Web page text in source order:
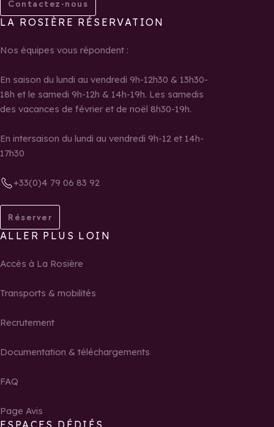
Contactez-nous
LA ROSIÈRE RÉSERVATION
Nos équipes vous répondent :
En saison du lundi au vendredi 9h-12h30 & 13h30-
18h et le samedi 9h-12h & 14h-19h. Les samedis
des vacances de février et de noël 8h30-19h.
En intersaison du lundi au vendredi 9h-12 et 14h-
17h30
+33(0)4 79 06 83 92
Réserver
ALLER PLUS LOIN
Accès à La Rosière
Transports & mobilités
Recrutement
Documentation & téléchargements
FAQ
Page Avis
ESPACES DÉDIÉS